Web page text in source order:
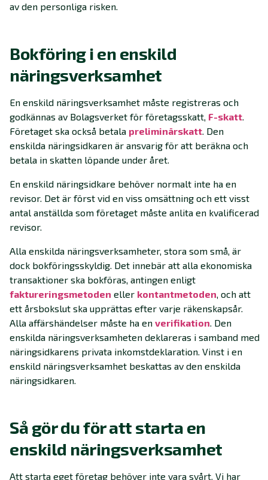
av den personliga risken.
Bokföring i en enskild
näringsverksamhet
En enskild näringsverksamhet måste registreras och
godkännas av Bolagsverket för företagsskatt, F-skatt.
Företaget ska också betala preliminärskatt. Den
enskilda näringsidkaren är ansvarig för att beräkna och
betala in skatten löpande under året.
En enskild näringsidkare behöver normalt inte ha en
revisor. Det är först vid en viss omsättning och ett visst
antal anställda som företaget måste anlita en kvalificerad
revisor.
Alla enskilda näringsverksamheter, stora som små, är
dock bokföringsskyldig. Det innebär att alla ekonomiska
transaktioner ska bokföras, antingen enligt
faktureringsmetoden eller kontantmetoden, och att
ett årsbokslut ska upprättas efter varje räkenskapsår.
Alla affärshändelser måste ha en verifikation. Den
enskilda näringsverksamheten deklareras i samband med
näringsidkarens privata inkomstdeklaration. Vinst i en
enskild näringsverksamhet beskattas av den enskilda
näringsidkaren.
Så gör du för att starta en
enskild näringsverksamhet
Att starta eget företag behöver inte vara svårt. Vi har